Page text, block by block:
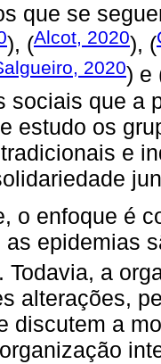
que se
), (Alcot, 2020), (
2020) e
sociais que a
estudo os
e
o enfoque é
epidemias
Todavia, a
alterações,
discutem a